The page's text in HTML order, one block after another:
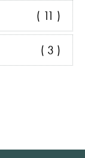
( 11 )
( 3 )